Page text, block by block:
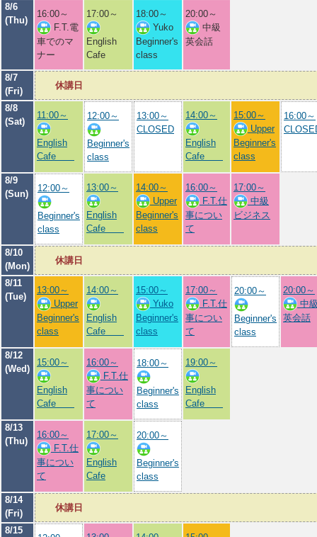
8/6
(Thu)
16:00～
F.T.電
車でのマ
ナー
17:00～
English
Cafe
18:00～
Yuko
Beginner's
class
20:00～
中級
英会話
8/7
(Fri)
休講日
8/8
(Sat)
11:00～
English
Cafe
12:00～
Beginner's
class
13:00～
CLOSED
14:00～
English
Cafe
15:00～
Upper
Beginner's
class
16:00～
8/9
(Sun)
12:00～
Beginner's
class
13:00～
English
Cafe
14:00～
Upper
Beginner's
class
16:00～
F.T.仕
事につい
て
17:00～
中級
ビジネス
8/10
(Mon)
休講日
8/11
(Tue)
13:00～
Upper
Beginner's
class
14:00～
English
Cafe
15:00～
Yuko
Beginner's
class
17:00～
F.T.仕
事につい
て
20:00～
Beginner's
class
20:00～
中
英会話
8/12
(Wed)
15:00～
English
Cafe
16:00～
F.T.仕
事につい
て
18:00～
Beginner's
class
19:00～
English
Cafe
8/13
(Thu)
16:00～
F.T.仕
事につい
て
17:00～
English
Cafe
20:00～
Beginner's
class
8/14
(Fri)
休講日
8/15